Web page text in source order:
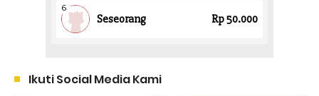
Ikuti Social Media Kami